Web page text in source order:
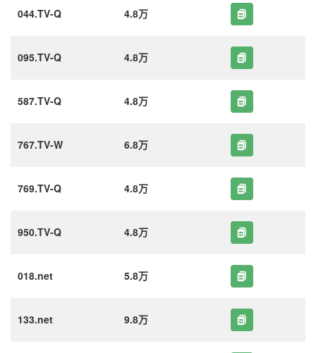
044.TV-Q 4.8万
095.TV-Q 4.8万
587.TV-Q 4.8万
767.TV-W 6.8万
769.TV-Q 4.8万
950.TV-Q 4.8万
018.net 5.8万
133.net 9.8万